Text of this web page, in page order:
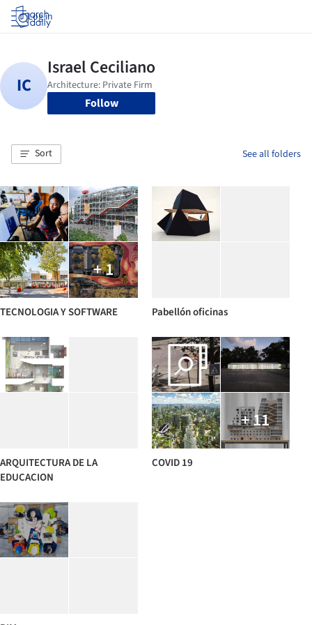
Log in
Follow
Sort See all folders
+ 1
TECNOLOGIA Y SOFTWARE Pabellón oficinas
ARQUITECTURA DE LA
EDUCACION
+ 11
COVID 19